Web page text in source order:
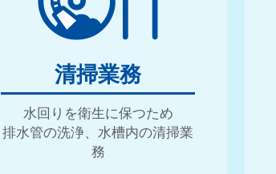
清掃業務
水回りを衛生に保つため
排水管の洗浄、水槽内の清掃業
務